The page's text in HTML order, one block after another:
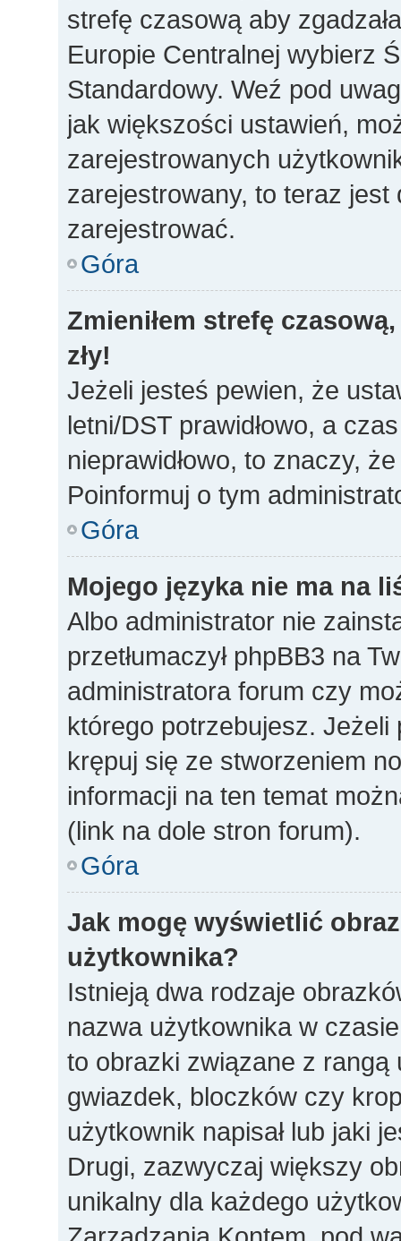
strefę czasową aby
Europie Centralnej wybierz
Standardowy. Weź pod
jak większości ustawień,
zarejestrowanych
zarejestrowany, to teraz
zarejestrować.
Góra
Zmieniłem strefę
zły!
Jeżeli jesteś pewien, że
letni/DST prawidłowo, a
nieprawidłowo, to znaczy,
Poinformuj o tym
Góra
Mojego języka nie ma na
Albo administrator nie
przetłumaczył phpBB3 na
administratora forum czy
którego potrzebujesz.
krępuj się ze stworzeniem
informacji na ten temat
(link na dole stron forum).
Góra
Jak mogę wyświetlić
użytkownika?
Istnieją dwa rodzaje
nazwa użytkownika w
to obrazki związane z
gwiazdek, bloczków czy
użytkownik napisał lub jaki
Drugi, zazwyczaj większy
unikalny dla każdego